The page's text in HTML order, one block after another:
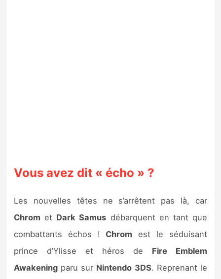
Vous avez dit « écho » ?
Les nouvelles têtes ne s’arrêtent pas là, car
Chrom et Dark Samus débarquent en tant que
combattants échos ! Chrom est le séduisant
prince d’Ylisse et héros de Fire Emblem
Awakening paru sur Nintendo 3DS. Reprenant le